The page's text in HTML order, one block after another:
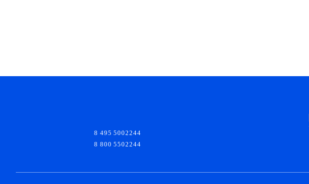
8 495 5002244
8 800 5502244